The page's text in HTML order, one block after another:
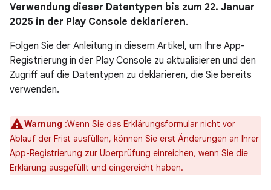
Verwendung dieser Datentypen bis zum 22. Januar
2025 in der Play Console deklarieren.
Folgen Sie der Anleitung in diesem Artikel, um Ihre App-
Registrierung in der Play Console zu aktualisieren und den
Zugriff auf die Datentypen zu deklarieren, die Sie bereits
verwenden.
Warnung :Wenn Sie das Erklärungsformular nicht vor
Ablauf der Frist ausfüllen, können Sie erst Änderungen an Ihrer
App-Registrierung zur Überprüfung einreichen, wenn Sie die
Erklärung ausgefüllt und eingereicht haben.